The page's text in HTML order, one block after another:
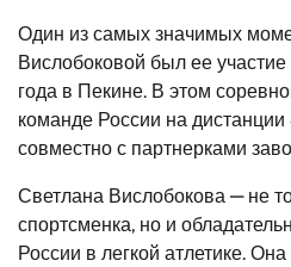
Один из самых значимых
Вислобоковой был ее
года в Пекине. В этом
команде России на
совместно с партнерками
Светлана Вислобокова — не
спортсменка, но и
России в легкой атлетике.